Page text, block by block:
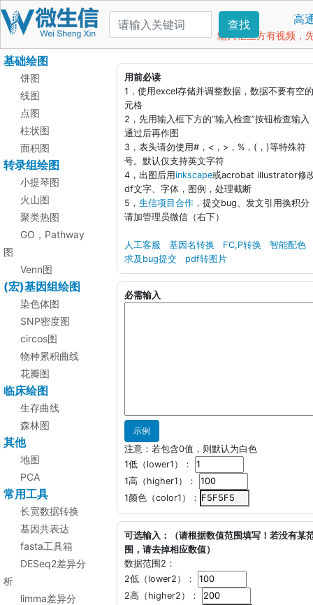
查找 高
输入框上方有视频，
基础绘图
饼图
线图
点图
柱状图
面积图
转录组绘图
小提琴图
火山图
聚类热图
GO，Pathway
图
Venn图
(宏)基因组绘图
染色体图
SNP密度图
circos图
物种累积曲线
花瓣图
临床绘图
生存曲线
森林图
其他
地图
PCA
常用工具
长宽数据转换
基因共表达
fasta工具箱
DESeq2差异分
析
limma差异分
用前必读
1，使用excel存储并调整数据，数据不要有空
元格
2，先用输入框下方的“输入检查”按钮检查输入
通过后再作图
3，表头请勿使用#，<，>，%，(，)等特殊符
号。默认仅支持英文字符
4，出图后用inkscape或acrobat illustrator修
df文字、字体，图例，处理截断
5， 生信项目合作 ，提交bug、发文引用换积分
请加管理员微信（右下）
人工客服 基因名转换 FC,P转换
智能配色
求及bug提交
pdf转图片
必需输入
示例
注意：若包含0值，则默认为白色
1低（lower1）：
1高（higher1）：
1颜色（color1）：
可选输入：（请根据数值范围填写！若没有某
围，请去掉相应数值）
数据范围2：
2低（lower2）：
2高（higher2）：